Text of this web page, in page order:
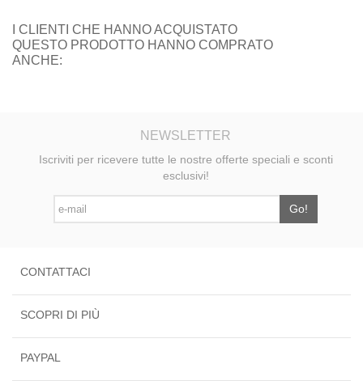
I CLIENTI CHE HANNO ACQUISTATO
QUESTO PRODOTTO HANNO COMPRATO
ANCHE:
NEWSLETTER
Iscriviti per ricevere tutte le nostre offerte speciali e sconti
esclusivi!
Go!
CONTATTACI
SCOPRI DI PIÙ
PAYPAL